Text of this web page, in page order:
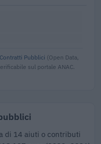
Pubblici (Open Data,
sul portale ANAC.
di 14 aiuti o contributi